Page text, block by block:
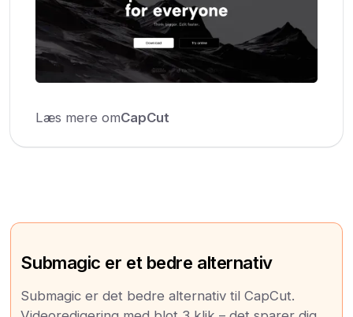
Læs mere omCapCut
Submagic er et bedre alternativ
Submagic er det bedre alternativ til CapCut.